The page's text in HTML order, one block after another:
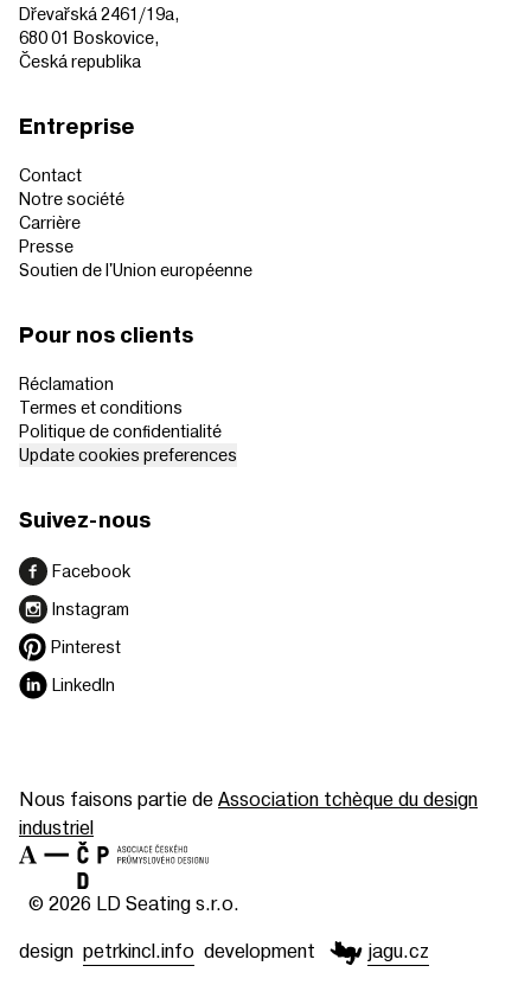
Dřevařská 2461/19a,
680 01 Boskovice,
Česká republika
Entreprise
Contact
Notre société
Carrière
Presse
Soutien de l'Union européenne
Pour nos clients
Réclamation
Termes et conditions
Politique de confidentialité
Update cookies preferences
Suivez-nous
Facebook
Instagram
Pinterest
LinkedIn
Nous faisons partie deAssociation tchèque du design
industriel
© 2026 LD Seating s.r.o.
design petrkincl.info development jagu.cz